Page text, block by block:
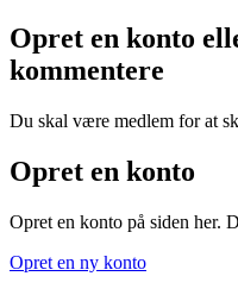
Opret en konto
kommentere
Du skal være medlem for at
Opret en konto
Opret en konto på siden her.
Opret en ny konto